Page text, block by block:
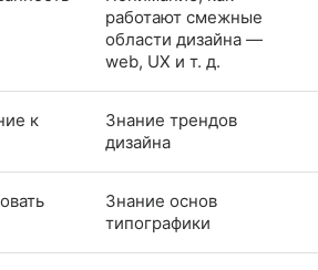
работают смежные
области дизайна —
web, UX и т. д.
к
Знание трендов
дизайна
Знание основ
типографики